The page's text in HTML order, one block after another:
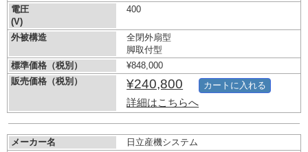
電圧
(V)
400
外被構造
全閉外扇型
脚取付型
標準価格（税別）
¥848,000
販売価格（税別）
¥240,800
詳細はこちらへ
カートに入れる
メーカー名
日立産機システム